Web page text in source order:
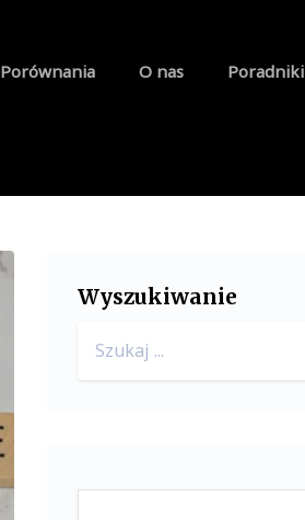
Porównania O nas Poradniki
Wyszukiwanie
for: